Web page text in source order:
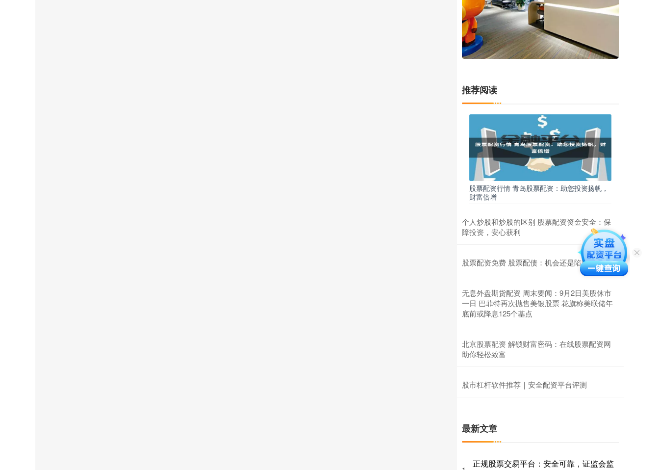
推荐阅读
股票配资行情 青岛股票配资：助您投资扬帆，
财富倍增
个人炒股和炒股的区别 股票配资资金安全：保
障投资，安心获利
股票配资免费 股票配债：机会还是陷阱？
无息外盘期货配资 周末要闻：9月2日美股休市
一日 巴菲特再次抛售美银股票 花旗称美联储年
底前或降息125个基点
北京股票配资 解锁财富密码：在线股票配资网
助你轻松致富
股市杠杆软件推荐｜安全配资平台评测
最新文章
正规股票交易平台：安全可靠，证监会监